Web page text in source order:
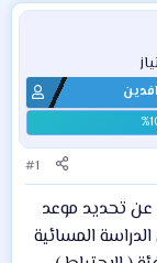
#1
عن تحديد موعد
المسائية